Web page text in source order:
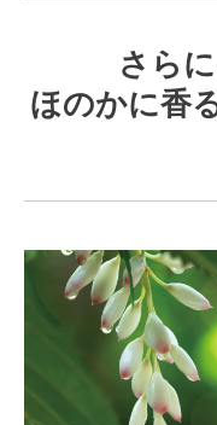
さら
ほのかに香